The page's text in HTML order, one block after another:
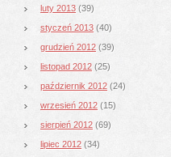
luty 2013 (39)
styczeń 2013 (40)
grudzień 2012 (39)
listopad 2012 (25)
październik 2012 (24)
wrzesień 2012 (15)
sierpień 2012 (69)
lipiec 2012 (34)